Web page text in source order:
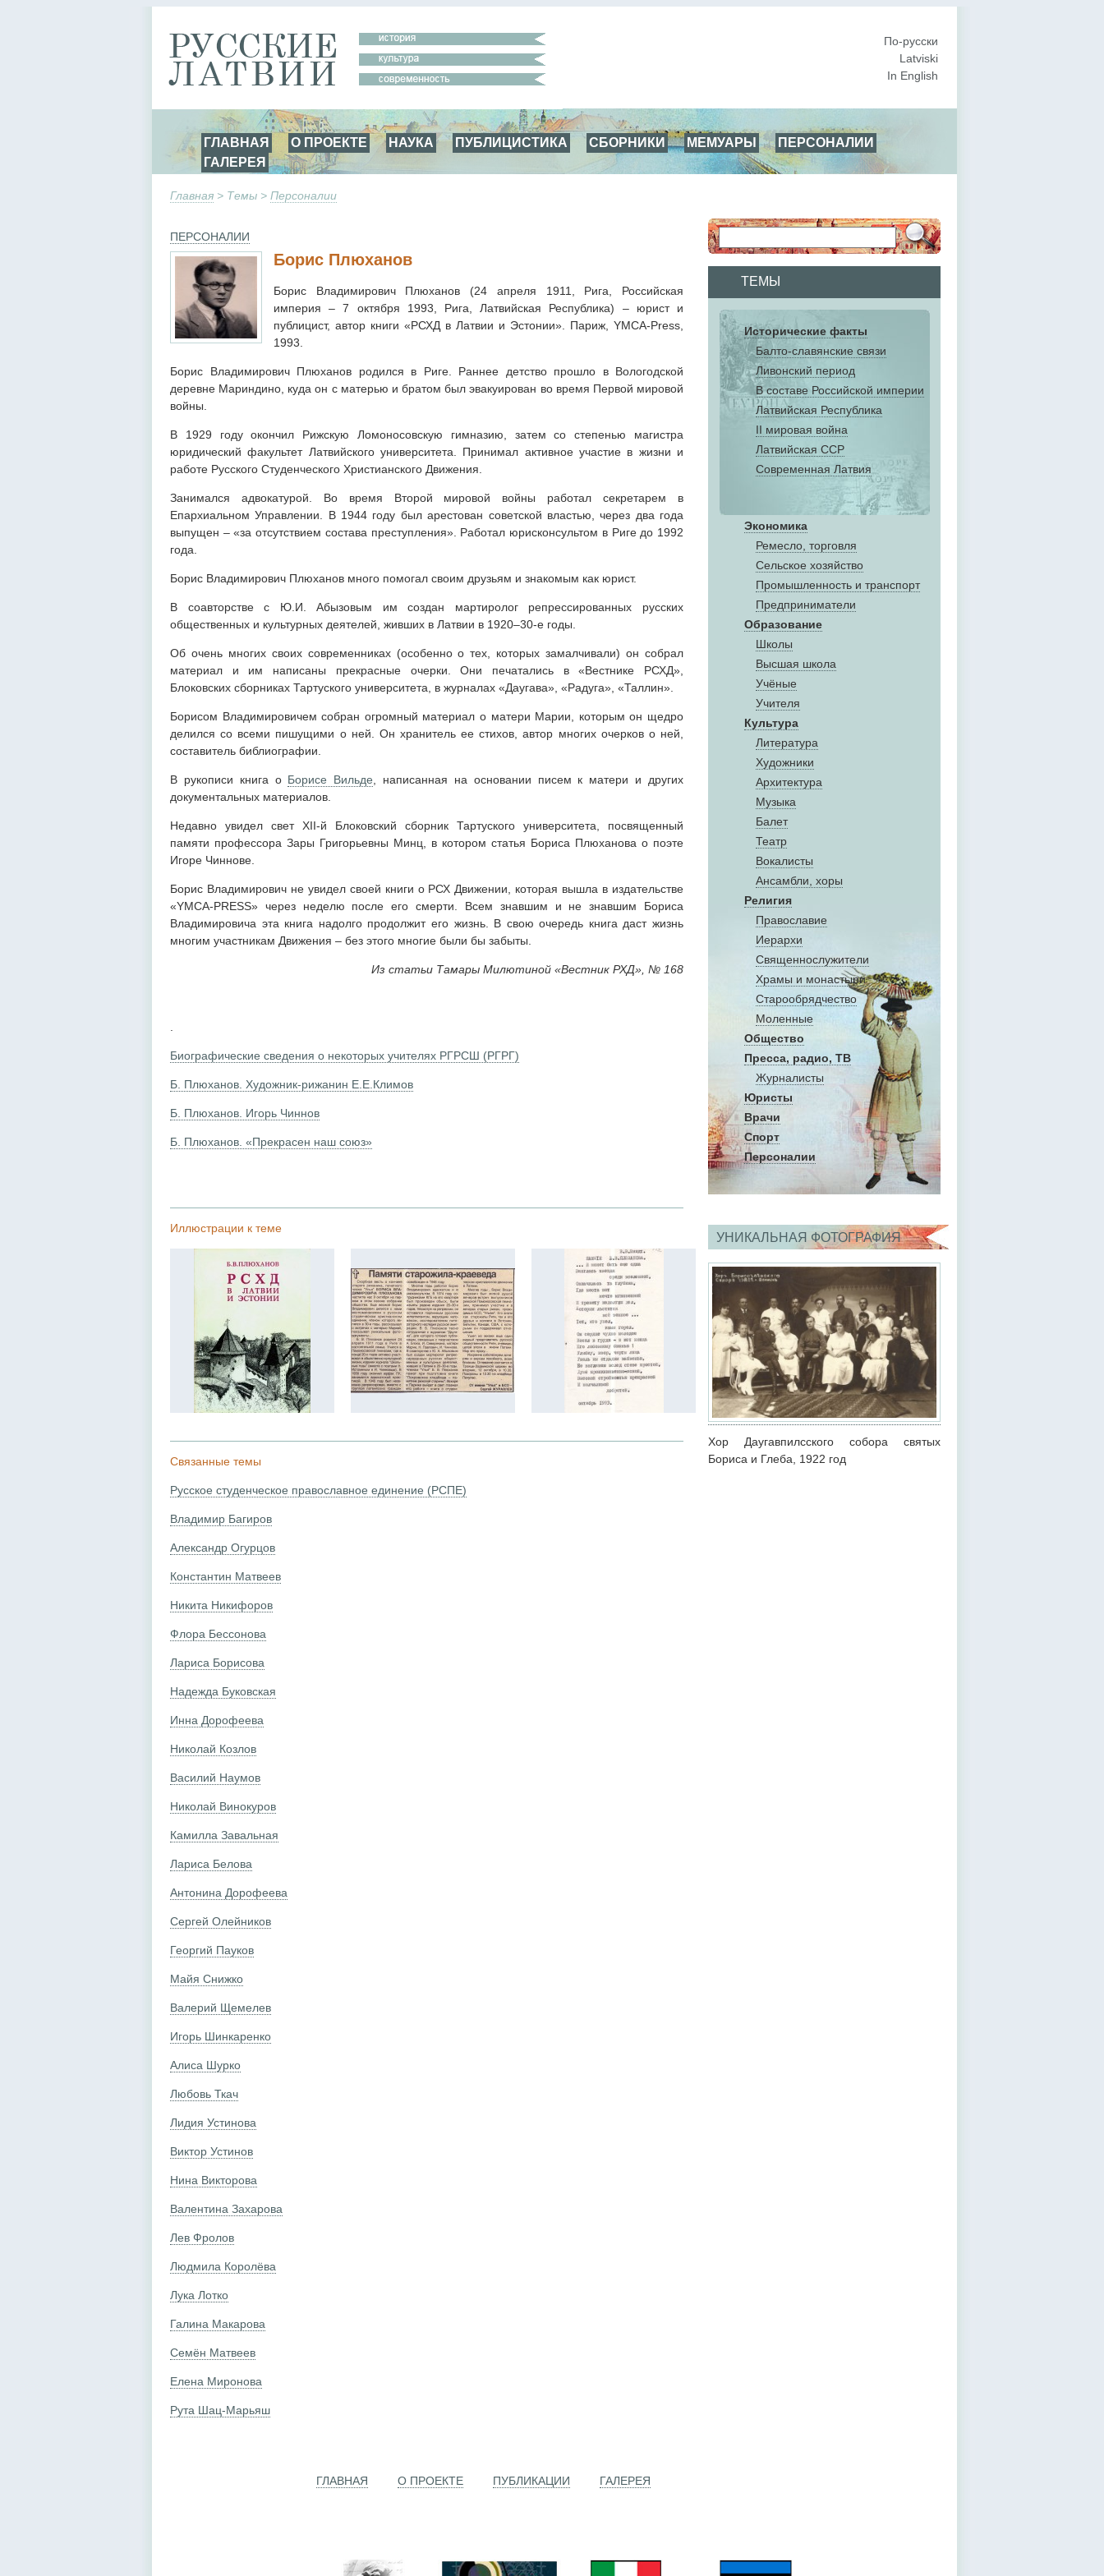
По-русски
Latviski
In English
ГЛАВНАЯ О ПРОЕКТЕ НАУКА ПУБЛИЦИСТИКА СБОРНИКИ МЕМУАРЫ
ПЕРСОНАЛИИ
ГАЛЕРЕЯ
Главная > Темы > Персоналии
ТЕМЫ
Исторические факты
Балто-славянские связи
Ливонский период
В составе Российской империи
Латвийская Республика
II мировая война
Латвийская ССР
Современная Латвия
Экономика
Ремесло, торговля
Сельское хозяйство
Промышленность и транспорт
Предприниматели
Образование
Школы
Высшая школа
Учёные
Учителя
Культура
Литература
Художники
Aрхитектура
Музыка
Балет
Театр
Вокалисты
Aнсамбли, хоры
Религия
Православие
Иерархи
Священнослужители
Храмы и монастыри
Старообрядчество
Моленные
Общество
Пресса, радио, ТВ
Журналисты
Юристы
Врачи
Спорт
Персоналии
УНИКАЛЬНАЯ ФОТОГРАФИЯ
Хор Даугавпилсского собора святых
Бориса и Глеба, 1922 год
ПЕРСОНАЛИИ
Борис Плюханов
Борис Владимирович Плюханов (24 апреля 1911, Рига, Российская
империя – 7 октября 1993, Рига, Латвийская Республика) – юрист и
публицист, автор книги «РСХД в Латвии и Эстонии». Париж, YMCA-Press,
1993.
Борис Владимирович Плюханов родился в Риге. Раннее детство прошло в Вологодской
деревне Мариндино, куда он с матерью и братом был эвакуирован во время Первой мировой
войны.
В 1929 году окончил Рижскую Ломоносовскую гимназию, затем со степенью магистра
юридический факультет Латвийского университета. Принимал активное участие в жизни и
работе Русского Студенческого Христианского Движения.
Занимался адвокатурой. Во время Второй мировой войны работал секретарем в
Епархиальном Управлении. В 1944 году был арестован советской властью, через два года
выпущен – «за отсутствием состава преступления». Работал юрисконсультом в Риге до 1992
года.
Борис Владимирович Плюханов много помогал своим друзьям и знакомым как юрист.
В соавторстве с Ю.И. Абызовым им создан мартиролог репрессированных русских
общественных и культурных деятелей, живших в Латвии в 1920–30-е годы.
Об очень многих своих современниках (особенно о тех, которых замалчивали) он собрал
материал и им написаны прекрасные очерки. Они печатались в «Вестнике РСХД»,
Блоковских сборниках Тартуского университета, в журналах «Даугава», «Радуга», «Таллин».
Борисом Владимировичем собран огромный материал о матери Марии, которым он щедро
делился со всеми пишущими о ней. Он хранитель ее стихов, автор многих очерков о ней,
составитель библиографии.
В рукописи книга о Борисе Вильде , написанная на основании писем к матери и других
документальных материалов.
Недавно увидел свет ХII-й Блоковский сборник Тартуского университета, посвященный
памяти профессора Зары Григорьевны Минц, в котором статья Бориса Плюханова о поэте
Игоре Чиннове.
Борис Владимирович не увидел своей книги о РСХ Движении, которая вышла в издательстве
«YМСА-РRESS» через неделю после его смерти. Всем знавшим и не знавшим Бориса
Владимировича эта книга надолго продолжит его жизнь. В свою очередь книга даст жизнь
многим участникам Движения – без этого многие были бы забыты.
Из статьи Тамары Милютиной «Вестник РХД», № 168
Биографические сведения о некоторых учителях РГРСШ (PГРГ)
Б. Плюханов. Художник-рижанин Е.Е.Климов
Б. Плюханов. Игорь Чиннов
Б. Плюханов. «Прекрасен наш союз»
Иллюстрации к теме
Связанные темы
Русское студенческое православное единение (РСПЕ)
Владимир Багиров
Александр Огурцов
Константин Матвеев
Никита Никифоров
Флора Бессонова
Лариса Борисова
Надежда Буковская
Инна Дорофеева
Николай Козлов
Василий Наумов
Николай Винокуров
Камилла Завальная
Лариса Белова
Антонина Дорофеева
Сергей Олейников
Георгий Пауков
Майя Снижко
Валерий Щемелев
Игорь Шинкаренко
Алиса Шурко
Любовь Ткач
Лидия Устинова
Виктор Устинов
Нина Викторова
Валентина Захарова
Лев Фролов
Людмила Королёва
Лука Лотко
Галина Макарова
Семён Матвеев
Елена Миронова
Рута Шац-Марьяш
ГЛАВНАЯ О ПРОЕКТЕ ПУБЛИКАЦИИ ГАЛЕРЕЯ